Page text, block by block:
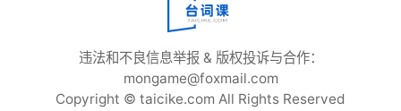
违法和不良信息举报 & 版权投诉与合作：
mongame@foxmail.com
Copyright © taicike.com All Rights Reserved